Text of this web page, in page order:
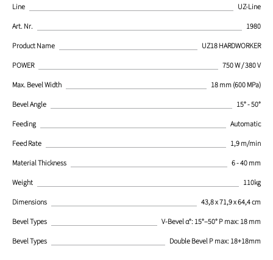
Line
UZ-Line
Art. Nr.
1980
Product Name
UZ18 HARDWORKER
POWER
750 W / 380 V
Max. Bevel Width
18 mm (600 MPa)
Bevel Angle
15° - 50°
Feeding
Automatic
Feed Rate
1,9 m/min
Material Thickness
6 - 40 mm
Weight
110kg
Dimensions
43,8 x 71,9 x 64,4 cm
Bevel Types
V-Bevel α°: 15°–50° P max: 18 mm
Bevel Types
Double Bevel P max: 18+18mm